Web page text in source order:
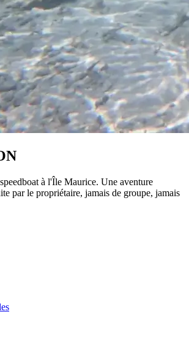
à l'Île Maurice. Une aventure
par le propriétaire, jamais de groupe, jamais